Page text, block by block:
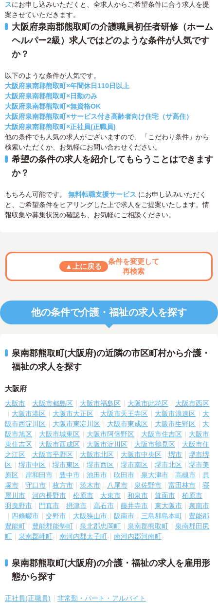
スにお申し込みいただくと、全求人からご希望条件に合う求人を提
案させていただきます。
大阪府泉南郡熊取町の介護職員初任者研修（ホーム
ヘルパー2級）求人ではどのような条件が人気です
か？
以下のような条件が人気です。
大阪府泉南郡熊取町×年間休日110日以上
大阪府泉南郡熊取町×日勤のみ
大阪府泉南郡熊取町×無資格OK
大阪府泉南郡熊取町×サービス付き高齢者向け住宅（サ高住）
大阪府泉南郡熊取町×正社員(正職員)
他の条件でも人気の求人がございますので、「こだわり条件」から
検索いただくか、お気軽にお問い合わせください。
希望の条件の求人を紹介してもらうことはできます
か？
もちろん可能です。 無料転職支援サービス にお申し込みいただく
と、ご希望条件をヒアリングした上で求人をご提案いたします。情
報収集や募集状況の確認も、お気軽にご相談ください。
▲上に戻る
条件を変更して
再検索
他の条件で介護・福祉の求人を探す
泉南郡熊取町(大阪府)の近隣の市区町村から介護・
福祉の求人を探す
大阪府
大阪市 大阪市都島区 大阪市福島区 大阪市此花区
大阪市西区
大阪市港区
大阪市大正区 大阪市天王寺区 大阪市浪速区
大
阪市西淀川区
大阪市東淀川区 大阪市東成区 大阪市生野区
大
阪市旭区
大阪市城東区 大阪市阿倍野区 大阪市住吉区
大阪市
東住吉区
大阪市西成区 大阪市淀川区 大阪市鶴見区
大阪市住
之江区
大阪市平野区 大阪市北区 大阪市中央区 堺市
堺市堺
区
堺市中区 堺市東区 堺市西区 堺市南区 堺市北区
堺市美
原区
岸和田市 豊中市 池田市 吹田市 泉大津市 高槻市
貝
塚市
守口市 枚方市 茨木市 八尾市 泉佐野市 富田林市
寝
屋川市
河内長野市 松原市 大東市 和泉市 箕面市
柏原市
羽曳野市
門真市 摂津市 高石市 藤井寺市 東大阪市
泉南市
四條畷市
交野市 大阪狭山市 阪南市 三島郡島本町
豊能郡
豊能町
豊能郡能勢町 泉北郡忠岡町 泉南郡熊取町
泉南郡田尻
町
泉南郡岬町 南河内郡太子町 南河内郡河南町
泉南郡熊取町(大阪府)の介護・福祉の求人を雇用形
態から探す
正社員(正職員) 非常勤・パート・アルバイト